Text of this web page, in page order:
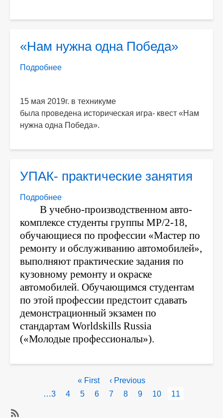
«Нам нужна одна Победа»
Подробнее
одна
Победа»
15 мая 2019г. в техникуме
была проведена историческая игра- квест «Нам
нужна одна Победа».
УПАК- практические занятия
Подробнее
УПАК-
практические
занятия
В учебно-производственном авто-
комплексе студенты группы МР/2-18,
обучающиеся по профессии «Мастер по
ремонту и обслуживанию автомобилей»,
выполняют практические задания по
кузовному ремонту и окраске
автомобилей. Обучающимся студентам
по этой профессии предстоит сдавать
демонстрационный экзамен по
стандартам Worldskills Russia
(«Молодые профессионалы»).
Первая
страница
« First ←
‹ Previous
Page
…3 Page
4 Page
5 Page
6 Page
7 Page
8 Page
9 Page
10
Текущая
11